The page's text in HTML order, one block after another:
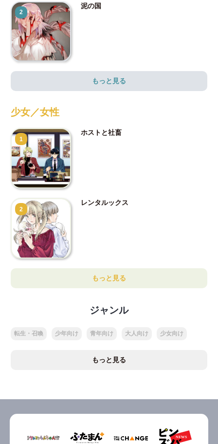
2
泥の国
もっと見る
少女／女性
1
ホストと社畜
2
レンタルックス
もっと見る
ジャンル
転生・召喚 少年向け 青年向け 大人向け 少女向け
もっと見る